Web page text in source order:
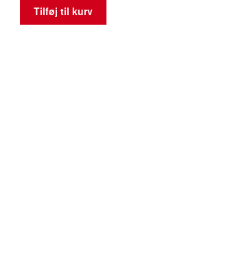
Tilføj til kurv